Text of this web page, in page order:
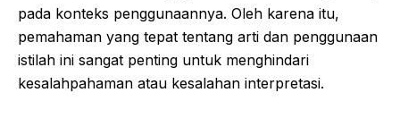
pada konteks penggunaannya. Oleh karena itu,
pemahaman yang tepat tentang arti dan penggunaan
istilah ini sangat penting untuk menghindari
kesalahpahaman atau kesalahan interpretasi.